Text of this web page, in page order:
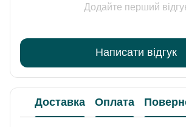
Додайте перший
Написати відгук
Доставка Оплата